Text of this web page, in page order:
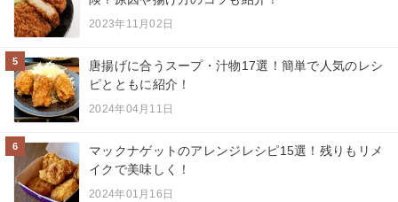
2023年11月02日
5
唐揚げに合うスープ・汁物17選！簡単で人気のレシ
ピとともに紹介！
2024年04月11日
6
マックナゲットのアレンジレシピ15選！残りもリメ
イクで美味しく！
2024年01月16日